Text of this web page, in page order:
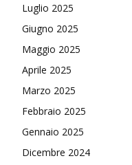
Luglio 2025
Giugno 2025
Maggio 2025
Aprile 2025
Marzo 2025
Febbraio 2025
Gennaio 2025
Dicembre 2024